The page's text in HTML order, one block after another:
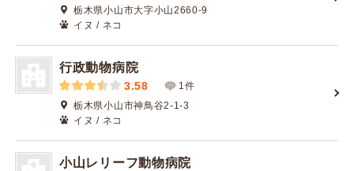
栃木県小山市大字小山2660-9
イヌ / ネコ
行政動物病院
3.58
1件
栃木県小山市神鳥谷2-1-3
イヌ / ネコ
小山レリーフ動物病院